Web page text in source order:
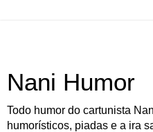
Nani Humor
Todo humor do cartunista
humorísticos, piadas e a ira